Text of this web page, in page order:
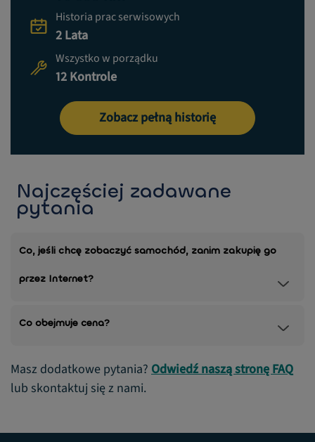
Historia prac serwisowych
2 Lata
Wszystko w porządku
12 Kontrole
Zobacz pełną historię
Najczęściej zadawane
pytania
Co, jeśli chcę zobaczyć samochód, zanim zakupię go
przez Internet?
Co obejmuje cena?
Masz dodatkowe pytania? Odwiedź naszą stronę FAQ
lub skontaktuj się z nami.